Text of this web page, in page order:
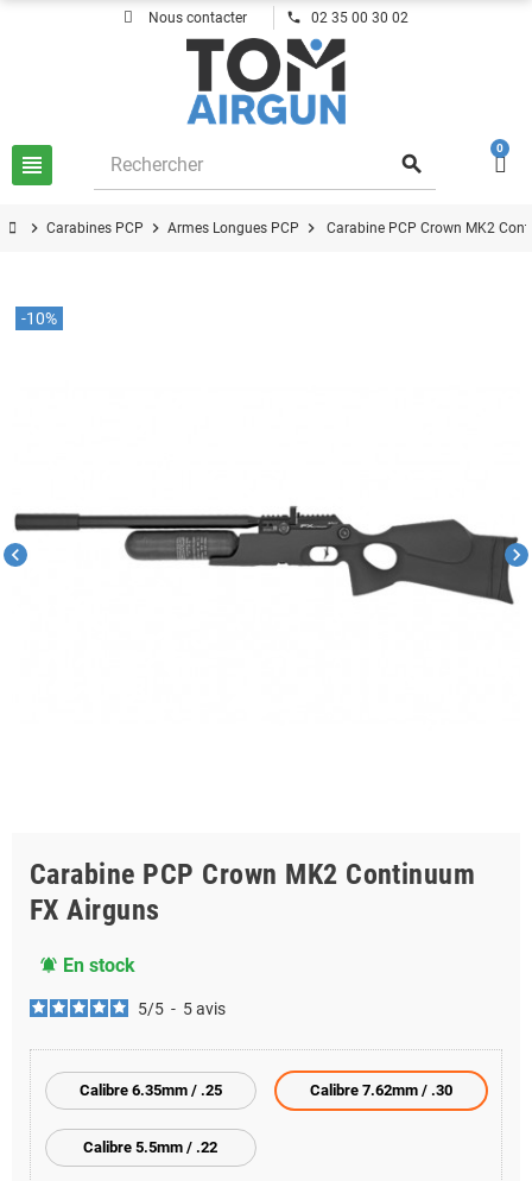
Nous contacter phone 02 35 00 30 02
view_headline search
0
chevron_right Carabines PCP chevron_right Armes Longues PCP chevron_right Carabine PCP Crown MK2
chevron_left chevron_right
-10%
Carabine PCP Crown MK2 Continuum
FX Airguns
notifications_active En stock
5/5 - 5avis
Calibre 6.35mm / .25 Calibre 7.62mm / .30
Calibre 5.5mm / .22